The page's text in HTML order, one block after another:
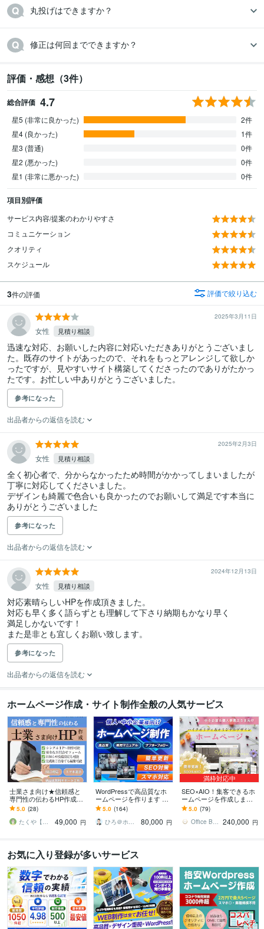
丸投げはできますか？
修正は何回までできますか？
評価・感想（3件）
総合評価 4.7
星5 (非常に良かった)
2件
星4 (良かった)
1件
星3 (普通)
0件
星2 (悪かった)
0件
星1 (非常に悪かった)
0件
項目別評価
サービス内容/提案のわかりやすさ
コミュニケーション
クオリティ
スケジュール
3件の評価 評価で絞り込む
2025年3月11日
女性 見積り相談
迅速な対応、お願いした内容に対応いただきありがとうございまし
た。既存のサイトがあったので、それをもっとアレンジして欲しか
ったですが、見やすいサイト構築してくださったのでありがたかっ
たです。お忙しい中ありがとうございました。
参考になった
出品者からの返信を読む
2025年2月3日
女性 見積り相談
全く初心者で、分からなかったため時間がかかってしまいましたが
丁寧に対応してくださいました。
デザインも綺麗で色合いも良かったのでお願いして満足です本当に
ありがとうございました
参考になった
出品者からの返信を読む
2024年12月13日
女性 見積り相談
対応素晴らしいHPを作成頂きました。
対応も早く多く語らずとも理解して下さり納期もかなり早く
満足しかないです！
また是非とも宜しくお願い致します。
参考になった
出品者からの返信を読む
ホームページ作成・サイト制作全般の人気サービス
士業さま向け★信頼感と
専門性の伝わるHP作成し
ます 弁護士様、司法書士
様、行政書士様、社労士
様、税理士様向けに！
5.0 (28)
たくや【WEB制作 G_conure】
49,000 円
WordPressで高品質なホ
ームページを作ります シ
ンプル/SEO/ホームペー
ジ/おしゃれ/スタイリッシ
ュ
5.0 (164)
ひろ＠ホームページ制作
80,000 円
満枠対応中
SEO×AIO！集客できるホ
ームページを作成します
★ 初心者歓迎！オリジナ
ルデザイン！簡単更新！
オシャレなＨＰ
5.0 (79)
Office Bouquetgarni 240,000 円
お気に入り登録が多いサービス